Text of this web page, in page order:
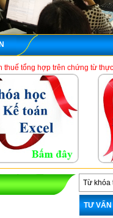
kế toán thuế tổng hợp
TƯ VẤN